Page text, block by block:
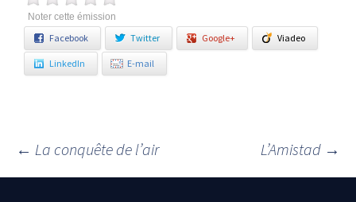
Noter cette émission
Facebook Twitter Google+ Viadeo
LinkedIn E-mail
Navigation des articles
← La conquête de l’air L’Amistad →